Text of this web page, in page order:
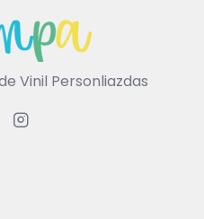
Vinil Personliazdas